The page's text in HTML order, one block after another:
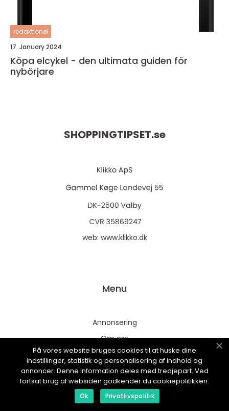
redaktionel
17. January 2024
Köpa elcykel - den ultimata guiden för
nybörjare
SHOPPINGTIPSET.se
web: www.klikko.dk
Menu
Annonsering
Om oss
Cookies
Kontakta oss
Sitemap
På vores website bruges cookies til at huske dine
indstillinger, statistik og personalisering af indhold og
annoncer. Denne information deles med tredjepart. Ved
fortsat brug af websiden godkender du cookiepolitikken.
Ok Privatlivspolitik